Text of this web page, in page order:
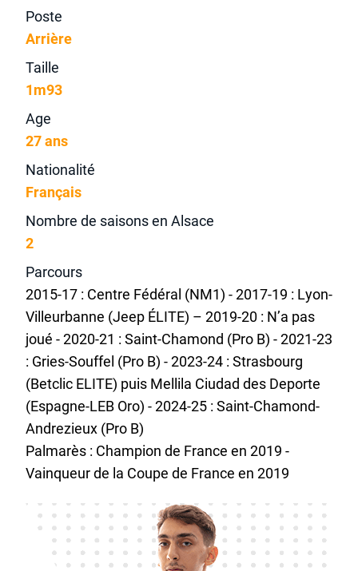
Poste
Arrière
Taille
1m93
Age
27 ans
Nationalité
Français
Nombre de saisons en Alsace
2
Parcours
2015-17 : Centre Fédéral (NM1) - 2017-19 : Lyon-
Villeurbanne (Jeep ÉLITE) – 2019-20 : N’a pas
joué - 2020-21 : Saint-Chamond (Pro B) - 2021-23
: Gries-Souffel (Pro B) - 2023-24 : Strasbourg
(Betclic ELITE) puis Mellila Ciudad des Deporte
(Espagne-LEB Oro) - 2024-25 : Saint-Chamond-
Andrezieux (Pro B)
Palmarès : Champion de France en 2019 -
Vainqueur de la Coupe de France en 2019